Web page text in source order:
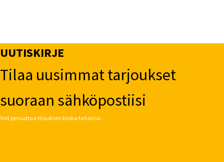
UUTISKIRJE
Tilaa uusimmat tarjoukset
suoraan sähköpostiisi
Voit peruuttaa tilauksen koska tahansa.